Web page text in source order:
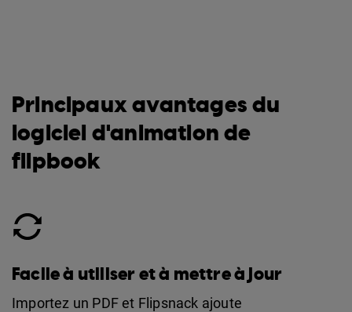
Principaux avantages du
logiciel d'animation de
flipbook
Facile à utiliser et à mettre à jour
Importez un PDF et Flipsnack ajoute